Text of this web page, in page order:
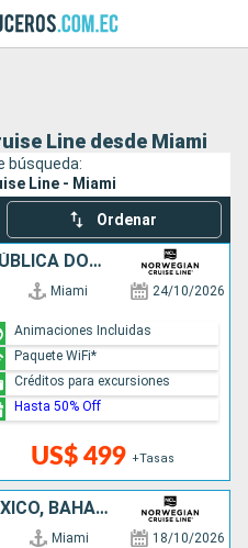
Line desde Miami
búsqueda:
Line - Miami
Ordenar
ESTADOS UNIDOS, REPÚBLICA DOMINICANA, BAHAMAS
Miami 24/10/2026
US$ 499 +Tasas
Animaciones Incluidas
Paquete WiFi*
Créditos para excursiones
Hasta 50% Off
HONDURAS, BELICE, MÉXICO, BAHAMAS, ESTADOS UNIDOS
Miami 18/10/2026